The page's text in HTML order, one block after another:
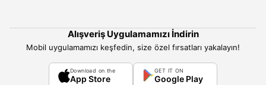
Alışveriş Uygulamamızı İndirin
Mobil uygulamamızı keşfedin, size özel fırsatları yakalayın!
Download on the
App Store
GET IT ON
Google Play